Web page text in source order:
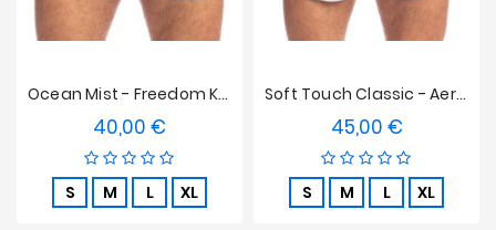
Ocean Mist - Freedom Kurzfilm Der Unsichtbare Mann
40,00 €
S M L XL
Soft Touch Classic - Aero Shorts Der Unsichtbare Mann
45,00 €Preis
S M L XL